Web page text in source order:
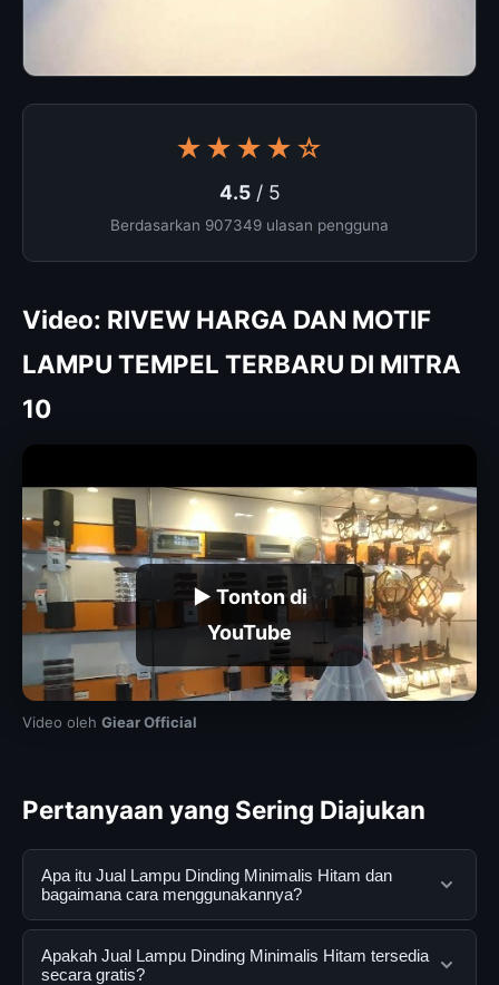
★★★★☆
4.5/ 5
Berdasarkan 907349 ulasan pengguna
Video: RIVEW HARGA DAN MOTIF
LAMPU TEMPEL TERBARU DI MITRA
10
▶ Tonton di
YouTube
Video oleh Giear Official
Pertanyaan yang Sering Diajukan
Apa itu Jual Lampu Dinding Minimalis Hitam dan
bagaimana cara menggunakannya?
Jual Lampu Dinding Minimalis Hitam adalah layanan
digital yang dirancang untuk membantu pengguna
Apakah Jual Lampu Dinding Minimalis Hitam tersedia
secara gratis?